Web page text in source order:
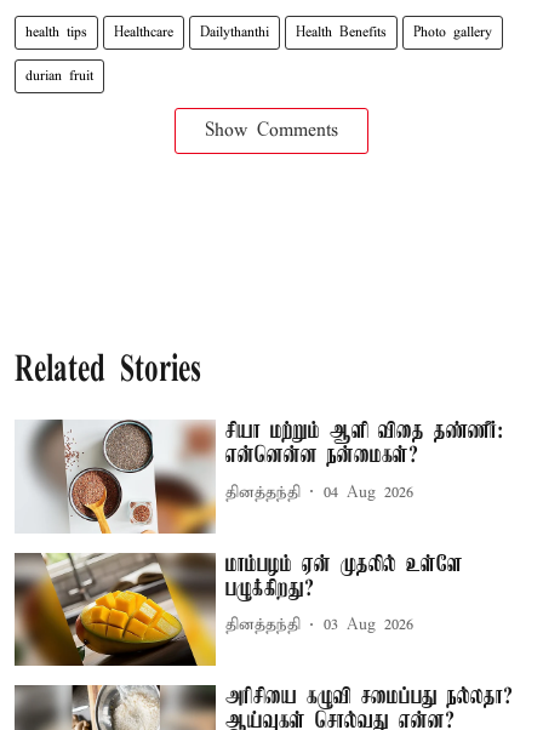
health tips Healthcare Dailythanthi Health Benefits Photo gallery
durian fruit
Show Comments
Related Stories
சியா மற்றும் ஆளி விதை தண்ணீர்:
என்னென்ன நன்மைகள்?
தினத்தந்தி 04 Aug 2026
மாம்பழம் ஏன் முதலில் உள்ளே
பழுக்கிறது?
தினத்தந்தி 03 Aug 2026
அரிசியை கழுவி சமைப்பது நல்லதா?
ஆய்வுகள் சொல்வது என்ன?